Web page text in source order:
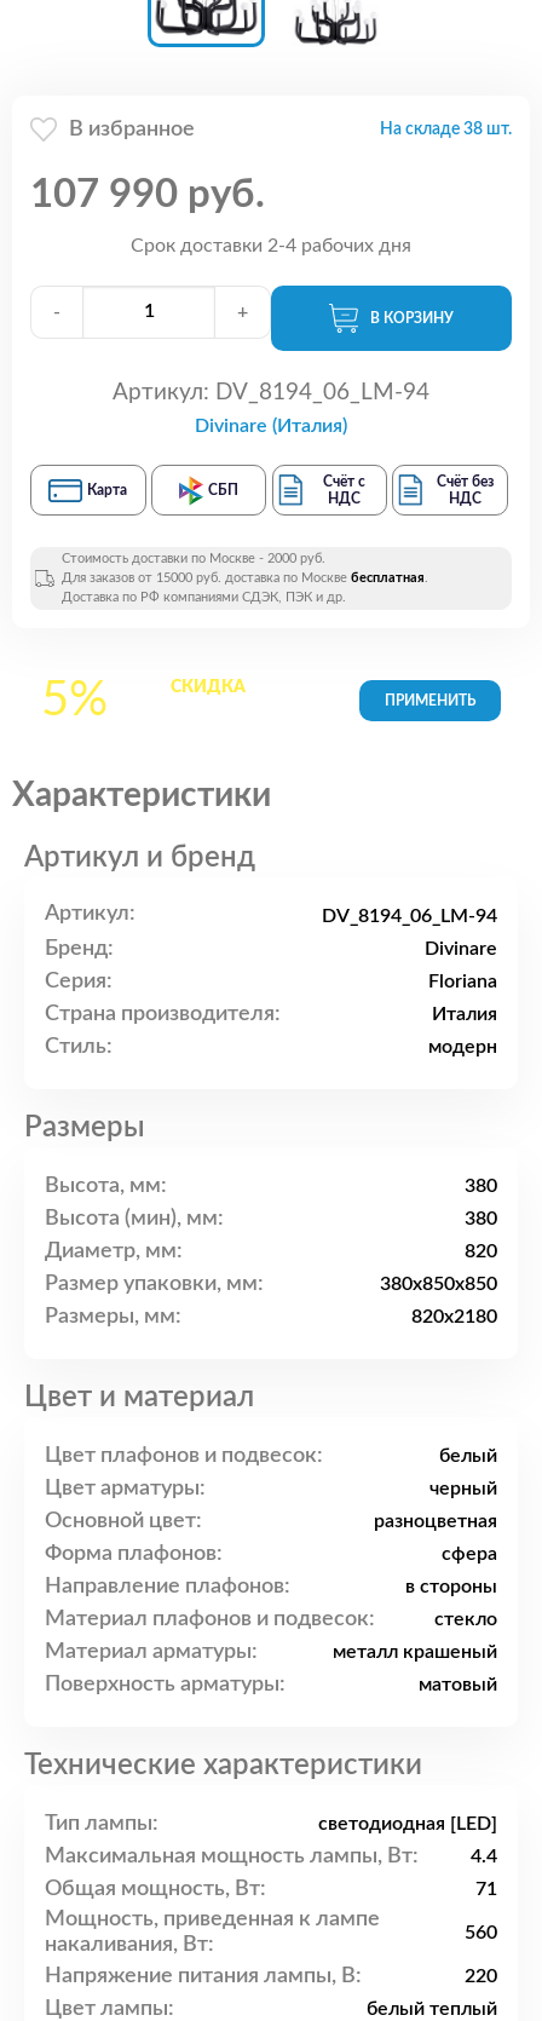
В избранное На складе 38 шт.
107 990 руб.
Срок доставки 2-4 рабочих дня
- + В КОРЗИНУ
Артикул: DV_8194_06_LM-94
Divinare (Италия)
Карта СБП
Счёт с
НДС
Счёт без
НДС
Стоимость доставки по Москве - 2000 руб.
Для заказов от 15000 руб. доставка по Москве бесплатная.
Доставка по РФ компаниями СДЭК, ПЭК и др.
5% СКИДКАна все
Характеристики
Артикул и бренд
Артикул: DV_8194_06_LM-94
Бренд: Divinare
Серия: Floriana
Страна производителя: Италия
Стиль: модерн
Размеры
Высота, мм: 380
Высота (мин), мм: 380
Диаметр, мм: 820
Размер упаковки, мм: 380x850x850
Размеры, мм: 820x2180
Цвет и материал
Цвет плафонов и подвесок: белый
Цвет арматуры: черный
Основной цвет: разноцветная
Форма плафонов: сфера
Направление плафонов: в стороны
Материал плафонов и подвесок: стекло
Материал арматуры: металл крашеный
Поверхность арматуры: матовый
Технические характеристики
Тип лампы: светодиодная [LED]
Максимальная мощность лампы, Вт: 4.4
Общая мощность, Вт: 71
Мощность, приведенная к лампе
накаливания, Вт:
560
Напряжение питания лампы, В: 220
Цвет лампы: белый теплый